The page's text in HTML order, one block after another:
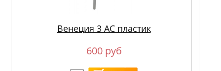
Венеция 3 АС пластик
600 руб